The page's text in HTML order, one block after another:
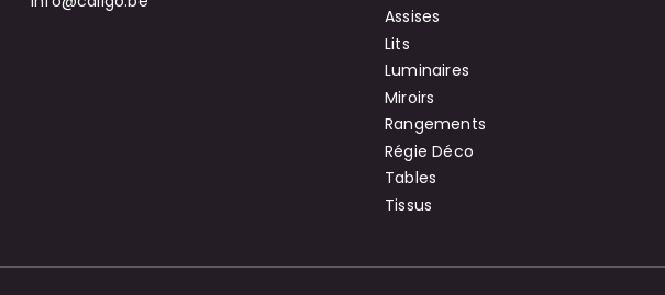
Assises
Lits
Luminaires
Miroirs
Rangements
Régie Déco
Tables
Tissus